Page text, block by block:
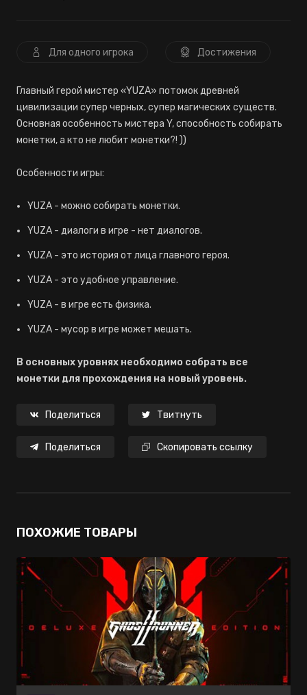
Для одного игрока Достижения
Главный герой мистер «YUZA» потомок древней
цивилизации супер черных, супер магических существ.
Основная особенность мистера Y, способность собирать
монетки, а кто не любит монетки?! ))
Особенности игры:
YUZA - можно собирать монетки.
YUZA - диалоги в игре - нет диалогов.
YUZA - это история от лица главного героя.
YUZA - это удобное управление.
YUZA - в игре есть физика.
YUZA - мусор в игре может мешать.
В основных уровнях необходимо собрать все
монетки для прохождения на новый уровень.
Поделиться Твитнуть
Поделиться Скопировать ссылку
ПОХОЖИЕ ТОВАРЫ